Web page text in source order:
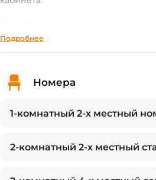
качелями и горкой, команда
презентаций, тренингов и
перечень услуг входит
освещенный пирс с причалом для
Подробнее
Номера
1-комнатный 2-х местный
2-комнатный 2-х местный